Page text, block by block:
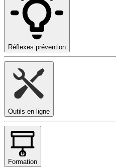
Réflexes prévention
Outils en ligne
Formation